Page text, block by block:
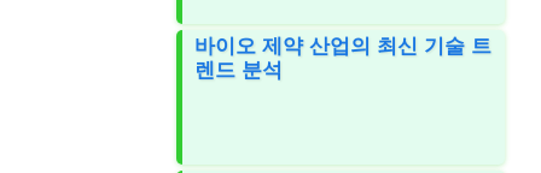
바이오 제약 산업의 최신 기술 트
렌드 분석